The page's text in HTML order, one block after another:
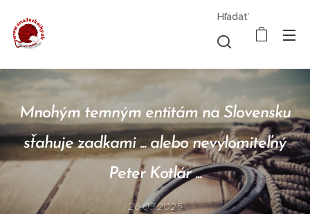
Hľadať
Mnohým temným entitám na Slovensku
sťahuje zadkami ... alebo nevylomiteľný
Peter Kotlár ...
26.03.2025